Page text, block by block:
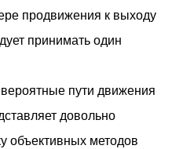
продвижения к выходу
принимать один
пути движения
довольно
объективных методов